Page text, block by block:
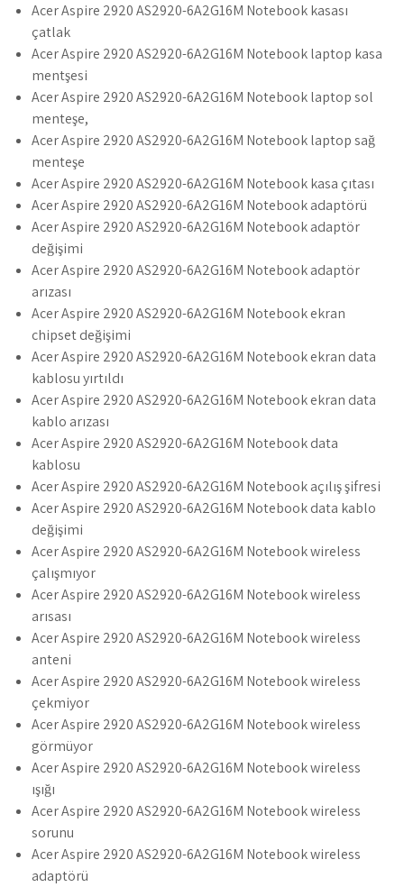
Acer Aspire 2920 AS2920-6A2G16M Notebook kasası
çatlak
Acer Aspire 2920 AS2920-6A2G16M Notebook laptop kasa
mentşesi
Acer Aspire 2920 AS2920-6A2G16M Notebook laptop sol
menteşe,
Acer Aspire 2920 AS2920-6A2G16M Notebook laptop sağ
menteşe
Acer Aspire 2920 AS2920-6A2G16M Notebook kasa çıtası
Acer Aspire 2920 AS2920-6A2G16M Notebook adaptörü
Acer Aspire 2920 AS2920-6A2G16M Notebook adaptör
değişimi
Acer Aspire 2920 AS2920-6A2G16M Notebook adaptör
arızası
Acer Aspire 2920 AS2920-6A2G16M Notebook ekran
chipset değişimi
Acer Aspire 2920 AS2920-6A2G16M Notebook ekran data
kablosu yırtıldı
Acer Aspire 2920 AS2920-6A2G16M Notebook ekran data
kablo arızası
Acer Aspire 2920 AS2920-6A2G16M Notebook data
kablosu
Acer Aspire 2920 AS2920-6A2G16M Notebook açılış şifresi
Acer Aspire 2920 AS2920-6A2G16M Notebook data kablo
değişimi
Acer Aspire 2920 AS2920-6A2G16M Notebook wireless
çalışmıyor
Acer Aspire 2920 AS2920-6A2G16M Notebook wireless
arısası
Acer Aspire 2920 AS2920-6A2G16M Notebook wireless
anteni
Acer Aspire 2920 AS2920-6A2G16M Notebook wireless
çekmiyor
Acer Aspire 2920 AS2920-6A2G16M Notebook wireless
görmüyor
Acer Aspire 2920 AS2920-6A2G16M Notebook wireless
ışığı
Acer Aspire 2920 AS2920-6A2G16M Notebook wireless
sorunu
Acer Aspire 2920 AS2920-6A2G16M Notebook wireless
adaptörü